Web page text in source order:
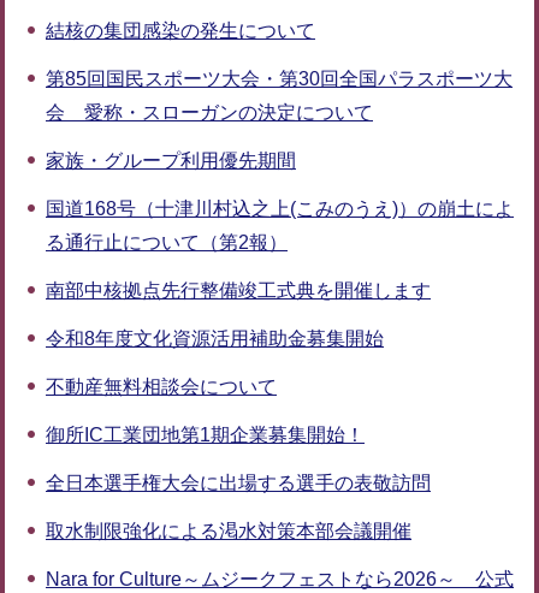
結核の集団感染の発生について
第85回国民スポーツ大会・第30回全国パラスポーツ大
会 愛称・スローガンの決定について
家族・グループ利用優先期間
国道168号（十津川村込之上(こみのうえ)）の崩土によ
る通行止について（第2報）
南部中核拠点先行整備竣工式典を開催します
令和8年度文化資源活用補助金募集開始
不動産無料相談会について
御所IC工業団地第1期企業募集開始！
全日本選手権大会に出場する選手の表敬訪問
取水制限強化による渇水対策本部会議開催
Nara for Culture～ムジークフェストなら2026～ 公式